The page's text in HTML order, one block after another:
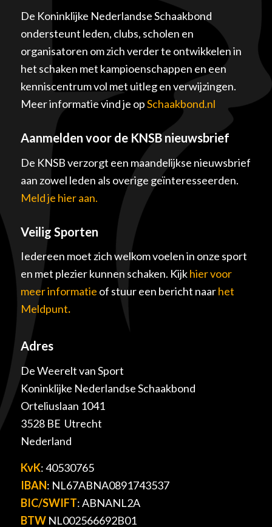
De Koninklijke Nederlandse Schaakbond
ondersteunt leden, clubs, scholen en
organisatoren om zich verder te ontwikkelen in
het schaken met kampioenschappen en een
kenniscentrum vol met uitleg en verwijzingen.
Meer informatie vind je opSchaakbond.nl
Aanmelden voor de KNSB nieuwsbrief
De KNSB verzorgt een maandelijkse nieuwsbrief
aan zowel leden als overige geïnteresseerden.
Meld je hier aan.
Veilig Sporten
Iedereen moet zich welkom voelen in onze sport
en met plezier kunnen schaken. Kijkhier voor
meer informatie of stuur een bericht naarhet
Meldpunt.
Adres
De Weerelt van Sport
Koninklijke Nederlandse Schaakbond
Orteliuslaan 1041
3528 BE Utrecht
Nederland
KvK: 40530765
IBAN: NL67ABNA0891743537
BIC/SWIFT: ABNANL2A
BTWNL002566692B01